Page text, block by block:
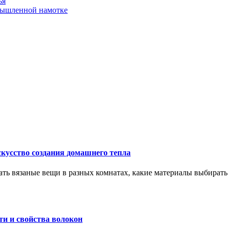
намотке
создания домашнего тепла
вязаные вещи в разных комнатах, какие материалы
и свойства волокон